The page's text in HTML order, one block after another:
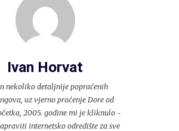
Ivan Horvat
nekoliko detaljnije popraćenih
uz vjerno praćenje Dore od
2005. godine mi je kliknulo -
internetsko odredište za sve